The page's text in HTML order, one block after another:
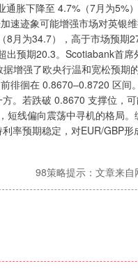
胀下降至 4.7%（7月为5%
速迹象可能增强市场对英银
月为34.7），高于市场预期
预期20.3。Scotiabank首席
增强了欧央行温和宽松预期
徘徊在 0.8670–0.8720 区间
。若跌破 0.8670 支撑位，
线偏向震荡中寻机的格局
率预期稳定，对EUR/GBP
98策略提示：文章来自